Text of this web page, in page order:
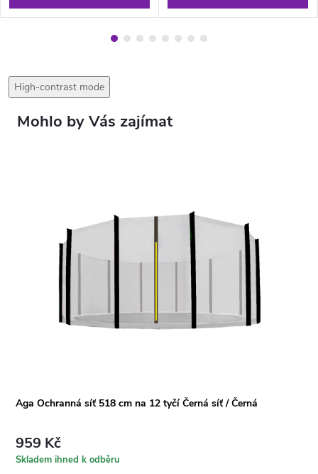
High-contrast mode
Aga Ochranná síť 518 cm na 12 tyčí Černá síť / Černá
959 Kč
Skladem ihned k odběru